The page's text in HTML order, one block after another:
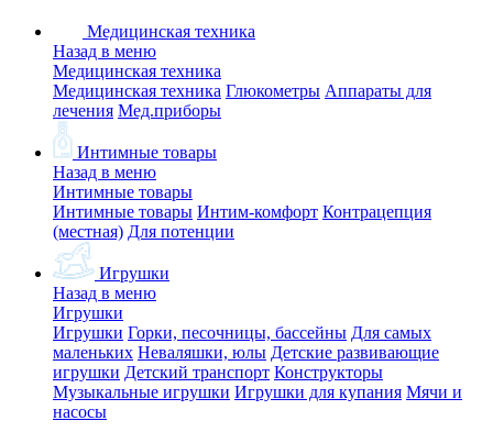
Медицинская техника
Назад в меню
Медицинская техника
Медицинская техника Глюкометры Аппараты для
лечения Мед.приборы
Интимные товары
Назад в меню
Интимные товары
Интимные товары Интим-комфорт Контрацепция
(местная) Для потенции
Игрушки
Назад в меню
Игрушки
Игрушки Горки, песочницы, бассейны Для самых
маленьких Неваляшки, юлы Детские развивающие
игрушки Детский транспорт Конструкторы
Музыкальные игрушки Игрушки для купания Мячи и
насосы